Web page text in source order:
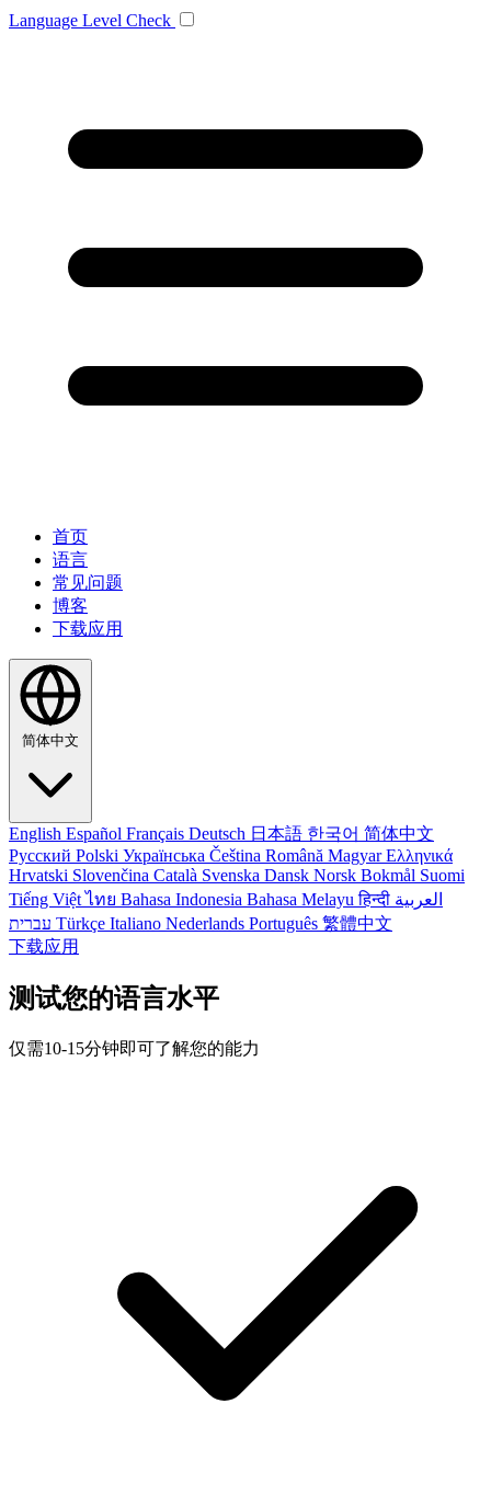
Language Level Check
首页
语言
常见问题
博客
下载应用
简体中文
English Español Français Deutsch 日本語 한국어 简体中文
Русский Polski Українська Čeština Română MagyarΕλληνικά
Hrvatski Slovenčina Català Svenska Dansk Norsk Bokmål Suomi
Tiếng Việtไทย Bahasa Indonesia Bahasa Melayuहिन्दी العربية
Türkçe Italiano Nederlands Português 繁體中文
下载应用
测试您的语言水平
仅需10-15分钟即可了解您的能力